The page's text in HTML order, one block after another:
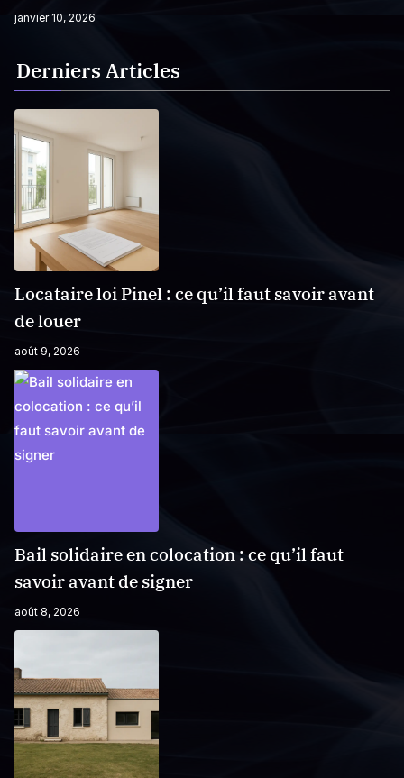
janvier 10, 2026
Derniers Articles
Locataire loi Pinel : ce qu’il faut savoir avant
de louer
août 9, 2026
Bail solidaire en colocation : ce qu’il faut
savoir avant de signer
août 8, 2026